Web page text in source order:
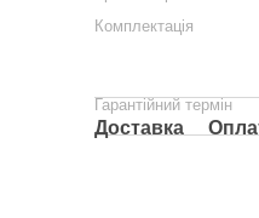
Комплектація
Гарантійний термін
Доставка